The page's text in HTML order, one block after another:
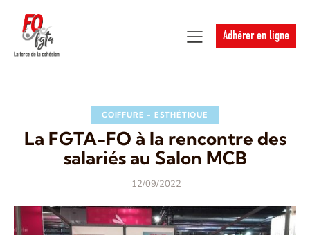
Adhérer en ligne
COIFFURE - ESTHÉTIQUE
La FGTA-FO à la rencontre des
salariés au Salon MCB
12/09/2022